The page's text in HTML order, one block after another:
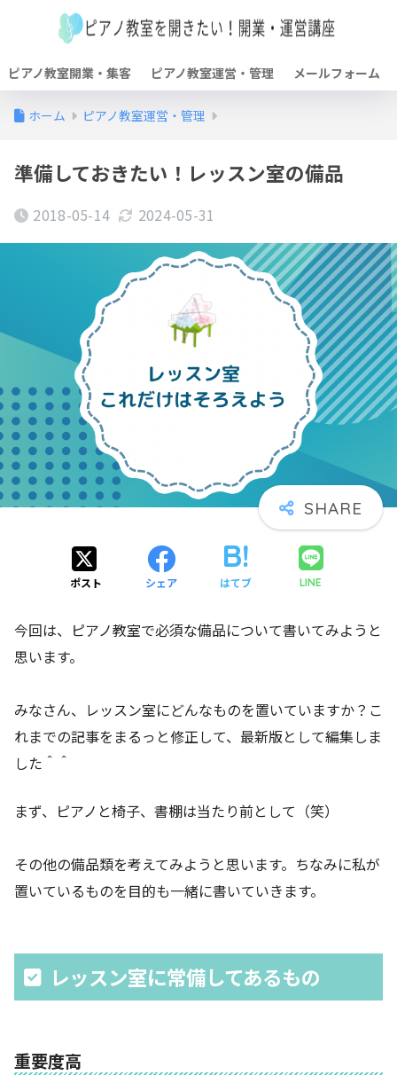
ピアノ教室開業・集客 ピアノ教室運営・管理 メールフォーム
ホーム ピアノ教室運営・管理
準備しておきたい！レッスン室の備品
2018-05-14 2024-05-31
ポスト シェア はてブ LINE
今回は、ピアノ教室で必須な備品について書いてみようと
思います。
みなさん、レッスン室にどんなものを置いていますか？こ
れまでの記事をまるっと修正して、最新版として編集しま
した＾＾
まず、ピアノと椅子、書棚は当たり前として（笑）
その他の備品類を考えてみようと思います。ちなみに私が
置いているものを目的も一緒に書いていきます。
レッスン室に常備してあるもの
重要度高